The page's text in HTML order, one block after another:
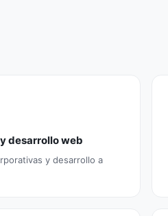
desarrollo web
y desarrollo a